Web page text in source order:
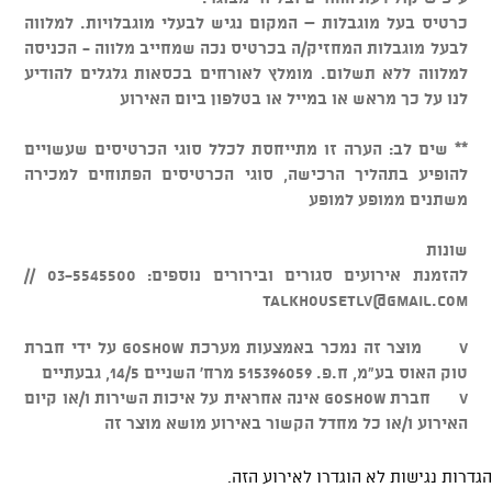
כרטיס בעל מוגבלות – המקום נגיש לבעלי מוגבלויות. למלווה
לבעל מוגבלות המחזיק/ה בכרטיס נכה שמחייב מלווה - הכניסה
למלווה ללא תשלום. מומלץ לאורחים בכסאות גלגלים להודיע
לנו על כך מראש או במייל או בטלפון ביום האירוע
** שים לב: הערה זו מתייחסת לכלל סוגי הכרטיסים שעשויים
להופיע בתהליך הרכישה, סוגי הכרטיסים הפתוחים למכירה
משתנים ממופע למופע
שונות
להזמנת אירועים סגורים ובירורים נוספים: 03-5545500 //
talkhousetlv@gmail.com
v מוצר זה נמכר באמצעות מערכת GOSHOW על ידי חברת
טוק האוס בע"מ, ח.פ. 515396059 מרח' השניים 14/5, גבעתיים
v חברת GOSHOW אינה אחראית על איכות השירות ו/או קיום
האירוע ו/או כל מחדל הקשור באירוע מושא מוצר זה
הגדרות נגישות לא הוגדרו לאירוע הזה.